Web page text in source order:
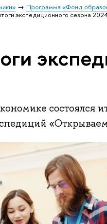
Программа «Фонд
экспедиционного сезона
состоялся